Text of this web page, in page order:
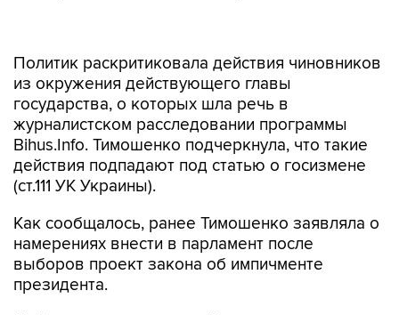
государства, о которых шла речь в
журналистском расследовании программы
Bihus.Info. Тимошенко подчеркнула, что такие
действия подпадают под статью о госизмене
(ст.111 УК Украины).
Как сообщалось, ранее Тимошенко заявляла о
выборов проект закона об импичменте
президента.
Действующая редакция Конституции